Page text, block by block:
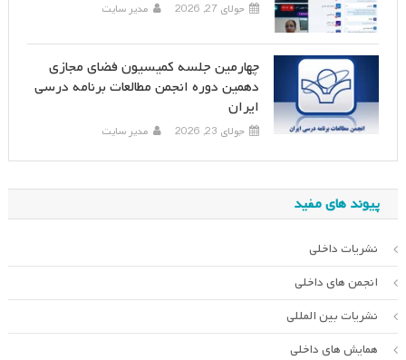
جولای 27, 2026 مدیر سایت
چهارمین جلسه کمیسیون فضای مجازی
دهمین دوره انجمن مطالعات برنامه درسی
ایران
جولای 23, 2026 مدیر سایت
پیوند های مفید
نشریات داخلی
انجمن های داخلی
نشریات بین المللی
همایش های داخلی